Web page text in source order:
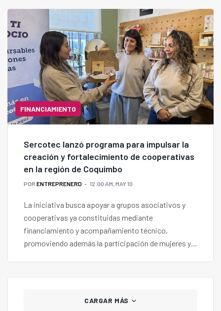
FINANCIAMIENTO
Sercotec lanzó programa para impulsar la
creación y fortalecimiento de cooperativas
en la región de Coquimbo
POR ENTREPRENERD 12:00 AM, MAY 10
La iniciativa busca apoyar a grupos asociativos y
cooperativas ya constituidas mediante
financiamiento y acompañamiento técnico,
promoviendo además la participación de mujeres y
CARGAR MÁS